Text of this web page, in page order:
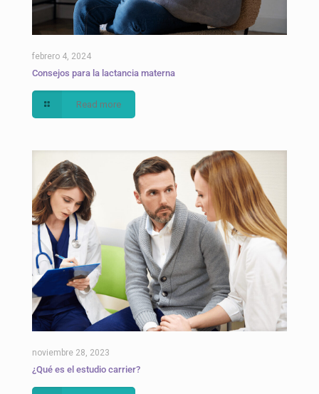
febrero 4, 2024
Consejos para la lactancia materna
Read more
noviembre 28, 2023
¿Qué es el estudio carrier?